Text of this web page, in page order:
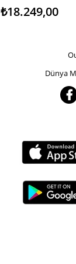
₺18.249,00
Dünya